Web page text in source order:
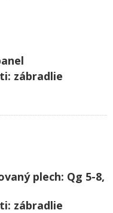
zábradlie
plech: Qg 5-8,
zábradlie